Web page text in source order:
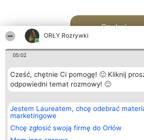
ORŁY Rozrywki
05:02
Cześć, chętnie Ci pomogę! 🙂 Kliknij
odpowiedni temat rozmowy! 🙂
Jestem Laureatem, chcę odebrać
marketingowe
Chcę zgłosić swoją firmę do Orłów
Szukaj
Organizator plebiscytu
Bright Side Solutions sp. z o.
o. sp. k.
ul. Ruska 22
Wrocław 50-079
Plebiscyt
Laureaci
wszystkich
Laureatów